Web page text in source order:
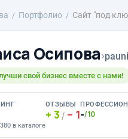
Портфолио Сайт "под
Осипова›
свой бизнес вместе с нами!
в каталоге
ОТЗЫВЫ
3 / 1-/10